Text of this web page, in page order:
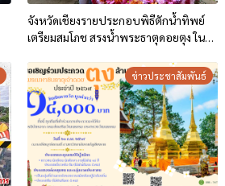
จังหวัดเชียงรายประกอบพิธีตักน้ำทิพย์
เตรียมสมโภช สรงน้ำพระธาตุดอยตุง ใน
ตุง ประจำปี 2569
ข่าวประชาสัมพันธ์